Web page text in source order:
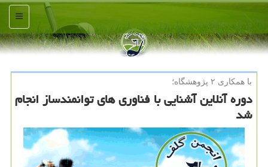
منو
با همكاری ۲ پژوهشگاه؛
دوره آنلاین آشنایی با فناوری های توانمندساز انجام
شد